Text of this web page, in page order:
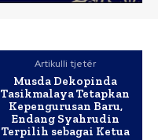
Artikulli tjetër
Musda Dekopinda
Tasikmalaya Tetapkan
Kepengurusan Baru,
Endang Syahrudin
Terpilih sebagai Ketua